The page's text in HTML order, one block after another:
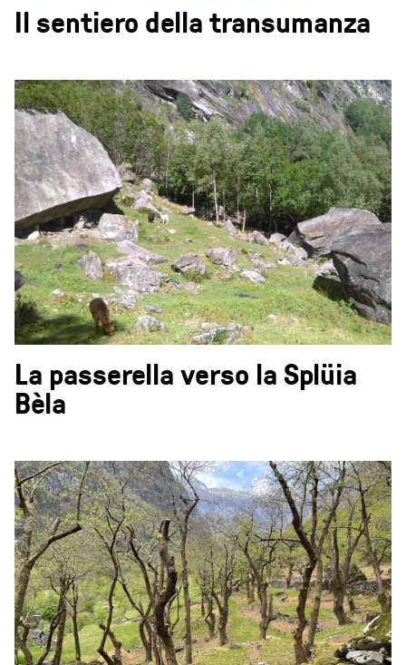
Il sentiero della transumanza
La passerella verso la Splüia
Bèla